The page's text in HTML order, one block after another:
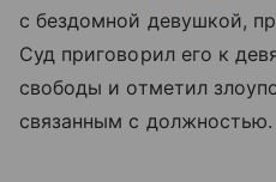
с бездомной девушкой,
Суд приговорил его к
свободы и отметил
связанным с должностью.